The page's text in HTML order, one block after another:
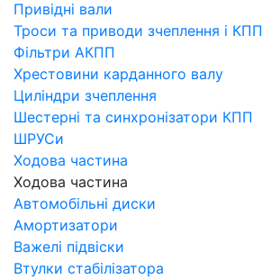
Привідні вали
Троси та приводи зчеплення і КПП
Фільтри АКПП
Хрестовини карданного валу
Циліндри зчеплення
Шестерні та синхронізатори КПП
ШРУСи
Ходова частина
Ходова частина
Автомобільні диски
Амортизатори
Важелі підвіски
Втулки стабілізатора